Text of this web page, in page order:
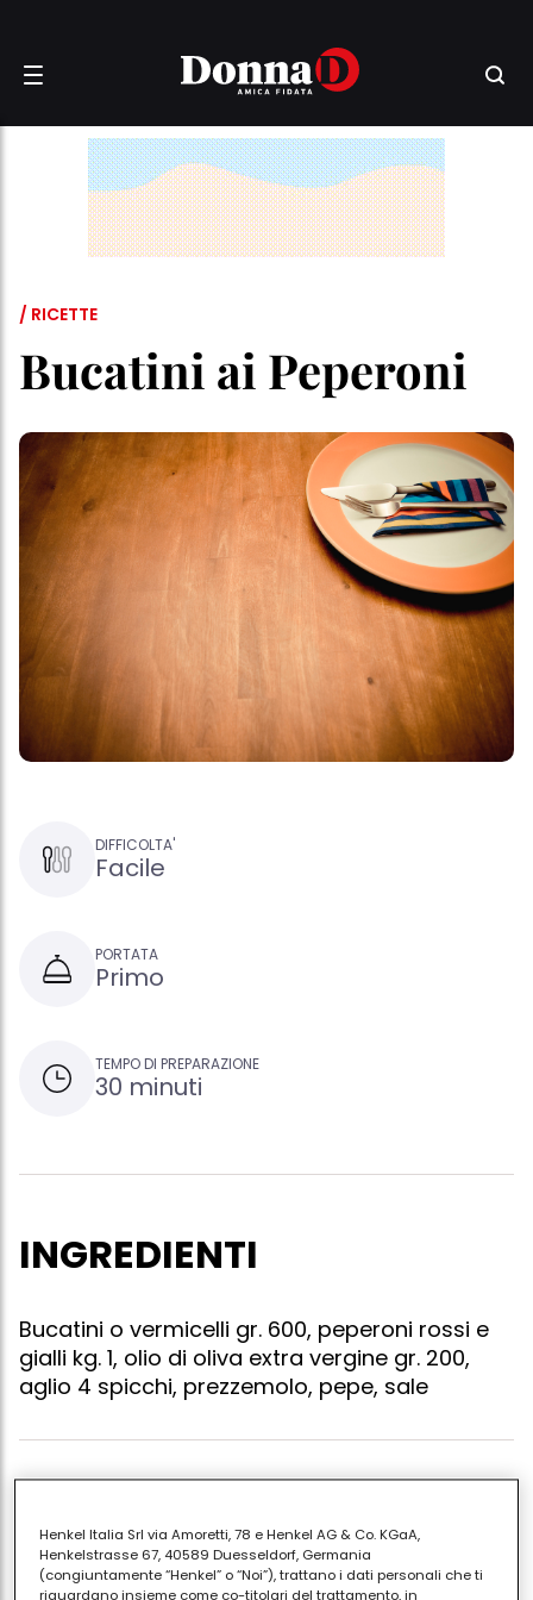
/ RICETTE
Bucatini ai Peperoni
DIFFICOLTA'
Facile
PORTATA
Primo
TEMPO DI PREPARAZIONE
30 minuti
INGREDIENTI
Bucatini o vermicelli gr. 600, peperoni rossi e
gialli kg. 1, olio di oliva extra vergine gr. 200,
aglio 4 spicchi, prezzemolo, pepe, sale
soffriggere l'aglio nell'olio ed appena sarà biondo
aggiungervi i filetti di peperone. coprire la padella e
cuocere a fuoco medio per una decina di minuti
Henkel Italia Srl via Amoretti, 78 e Henkel AG & Co. KGaA,
Henkelstrasse 67, 40589 Duesseldorf, Germania
(congiuntamente “Henkel” o “Noi”), trattano i dati personali che ti
riguardano insieme come co-titolari del trattamento, in